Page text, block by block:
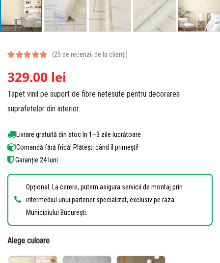
4.92din 5
pe baza a de
evaluări de
la clienți
(25 de recenzii de la clienți)
329.00 lei
Tapet vinil pe suport de fibre netesute pentru decorarea
suprafetelor din interior.
Livrare gratuită din stoc în 1–3 zile lucrătoare
Comandă fără frică! Plătești când îl primești!
Garanție 24 luni
Opțional: La cerere, putem asigura servicii de montaj prin
intermediul unui partener specializat, exclusiv pe raza
Municipiului București.
Alege culoare